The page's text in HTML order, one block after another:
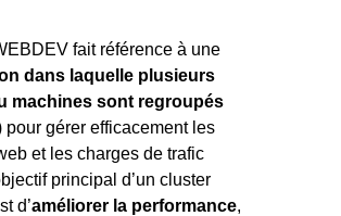
fait référence à une
dans laquelle plusieurs
machines sont regroupés
pour gérer efficacement les
et les charges de trafic
principal d’un cluster
d’améliorer la performance,